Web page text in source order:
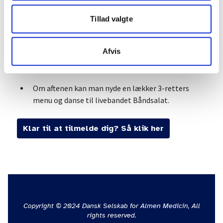
Tillad valgte
Afvis
efteruddannelse af Fonden for Almen Praksis for
praktiserende læger og læger i fase 2 og 3.
Der er 12 spændende parallelsessioner, og du har
mulighed for at deltage i 2. Det er først-til-mølle.
Om aftenen kan man nyde en lækker 3-retters
menu og danse til livebandet Båndsalat.
Klar til at tilmelde dig? Så klik her
Copyright © 2024 Dansk Selskab for Almen Medicin, All
rights reserved.